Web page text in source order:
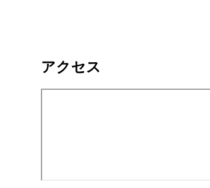
アクセス